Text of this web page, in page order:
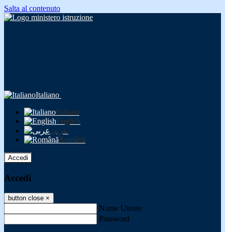
Salta al contenuto
Italiano
Italiano
English
عربى
Română
Accedi
Accedi
button close ×
Nome Utente
Password